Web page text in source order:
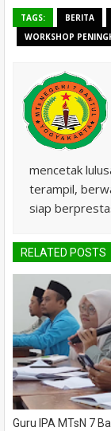
TAGS: BERITA
WORKSHOP
mencetak
terampil,
siap
RELATED POSTS
Guru IPA MTsN 7